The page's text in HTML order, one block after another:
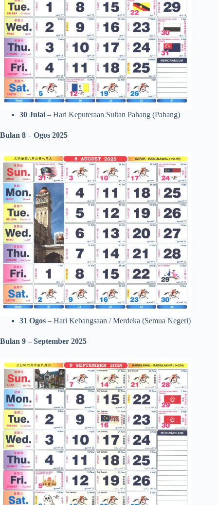
30 Julai – Hari Keputeraan Sultan Pahang (Pahang)
Bulan 8 – Ogos 2025
31 Ogos – Hari Kebangsaan / Merdeka (Semua Negeri)
Bulan 9 – September 2025